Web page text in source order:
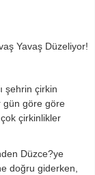
Yavaş Düzeliyor!
şehrin çirkin
gün göre göre
çirkinlikler
Düzce?ye
doğru giderken,